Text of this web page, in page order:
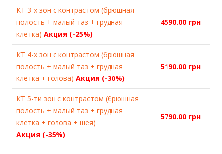
КТ 3-х зон с контрастом (брюшная
полость + малый таз + грудная
клетка) Акция (-25%)
4590.00 грн
КТ 4-х зон с контрастом (брюшная
полость + малый таз + грудная
клетка + голова) Акция (-30%)
5190.00 грн
КТ 5-ти зон с контрастом (брюшная
полость + малый таз + грудная
клетка + голова + шея)
Акция (-35%)
5790.00 грн